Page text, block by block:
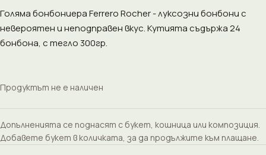
Голяма бонбониера Ferrero Rocher - луксозни бонбони с
невероятен и неподправен вкус. Кутията съдържа 24
бонбона, с тегло 300гр.
Продуктът не е наличен
Допълненията се поднасят с букет, кошница или композиция.
Добавете букет в количката, за да продължите към плащане.